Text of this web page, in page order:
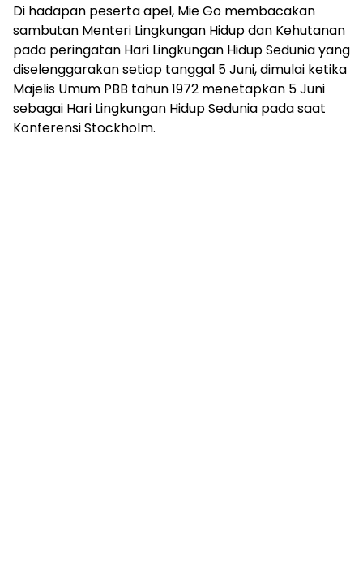
Di hadapan peserta apel, Mie Go membacakan
sambutan Menteri Lingkungan Hidup dan Kehutanan
pada peringatan Hari Lingkungan Hidup Sedunia yang
diselenggarakan setiap tanggal 5 Juni, dimulai ketika
Majelis Umum PBB tahun 1972 menetapkan 5 Juni
sebagai Hari Lingkungan Hidup Sedunia pada saat
Konferensi Stockholm.